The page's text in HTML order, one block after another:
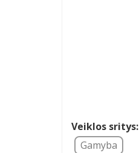
Veiklos sritys:
Gamyba